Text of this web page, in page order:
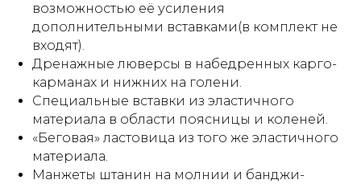
возможностью её усиления
дополнительными вставками(в комплект не
входят).
Дренажные люверсы в набедренных карго-
карманах и нижних на голени.
Специальные вставки из эластичного
материала в области поясницы и коленей.
«Беговая» ластовица из того же эластичного
материала.
Манжеты штанин на молнии и банджи-